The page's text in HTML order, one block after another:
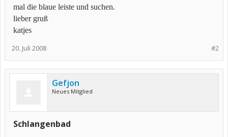
mal die blaue leiste und suchen.
lieber gruß
katjes
#2
20. Juli 2008
Gefjon
Neues Mitglied
Schlangenbad